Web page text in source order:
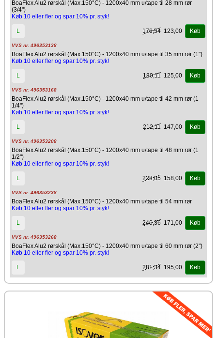
BoaFlex Alu2 rørskål (Max.150°C) - 1200x40 mm u/tape til 28 mm rør
(3/4")
Køb 10 eller fler og spar 10% pr. styk!
L 176,54 123,00 Køb
VVS nr. 496353138
BoaFlex Alu2 rørskål (Max.150°C) - 1200x40 mm u/tape til 35 mm rør (1")
Køb 10 eller fler og spar 10% pr. styk!
L 180,11 125,00 Køb
VVS nr. 496353168
BoaFlex Alu2 rørskål (Max.150°C) - 1200x40 mm u/tape til 42 mm rør (1
1/4")
Køb 10 eller fler og spar 10% pr. styk!
L 212,11 147,00 Køb
VVS nr. 496353208
BoaFlex Alu2 rørskål (Max.150°C) - 1200x40 mm u/tape til 48 mm rør (1
1/2")
Køb 10 eller fler og spar 10% pr. styk!
L 228,05 158,00 Køb
VVS nr. 496353238
BoaFlex Alu2 rørskål (Max.150°C) - 1200x40 mm u/tape til 54 mm rør
Køb 10 eller fler og spar 10% pr. styk!
L 246,36 171,00 Køb
VVS nr. 496353268
BoaFlex Alu2 rørskål (Max.150°C) - 1200x40 mm u/tape til 60 mm rør (2")
Køb 10 eller fler og spar 10% pr. styk!
L 281,34 195,00 Køb